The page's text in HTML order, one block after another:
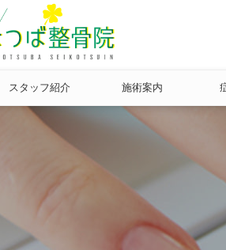
スタッフ紹介 施術案内